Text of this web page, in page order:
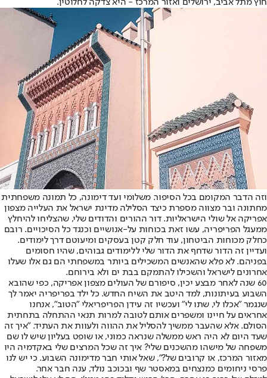
חוץ מתל אביב, ירושלים ואזור המרכז - היא צדקה לחלוטין.
וזה הדבר המקומם בכל הסיפור. משלומי ועד דימונה, כל תמונה משפחתית
מחתונה ובר מצווה מספרת כיצד הסלילה מדינת ישראל את העלייה מצפון
אפריקה אל שולי הישראליות. דור ההורים והדודים שלי, שהצליחו להיחלץ
ממעגל הפריפריה, עשו זאת בכוחות על-אנושיים וכנגד כל הסיכויים. רובם
כחלק מכוחות הביטחון, עוד חלק קטן בעסקים ומיעוטם דרך לימודים.
ועדיין זה הדור שדחף את הדור שלי ללימודים גבוהים, שהיו חסומים
בפניהם. לא פלא שהאנשים המשכילים ביותר במשפחתי הם גם אלו שעלו
אחרונים לישראל והשכילו להתמקם בבת ים ולא בירוחם.
60 שנה לאחר מבצע יכין, סיפורם של העולים מצפון אפריקה, כפי שהובא
השבוע בעיתונות, למד היטב את השיח החדש. כל ילד בפריפריה יאמר לך
שנגמר "אכלו לי, שתו לי" ועכשיו זה עידן הפריפריאלי "הטוב", אנחנו
אחראים על חיינו ומשפרים אותם לטובה למרות תנאי ההתחלה בתחתית
הסולם. אלא שהעבר ממשיך להסליל את ההווה ולעוות את העתיד. "איך זה
שעד היום לא היה ראש ממשלה שנראה כמוני, או שופט בעליון שיש לו שם
משפחה של מישהו מהשכנים שלי? איך זה שכל המרצים שלי באקדמיה היו
מאזור המרכז, או קרובים של?", שאל אותי חבר מדימונה השבוע. כי יש לנו
פרסי ניחומים כמנצחים במאסטר שף ובכוכב נולד, ענה חבר אחר.